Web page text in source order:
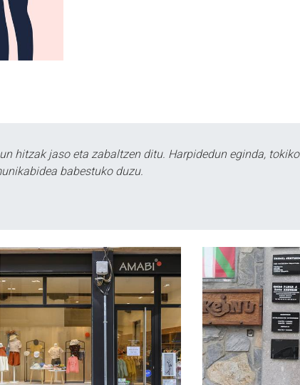
hitzak jaso eta zabaltzen ditu. Harpidedun eginda, tokiko
babestuko duzu.